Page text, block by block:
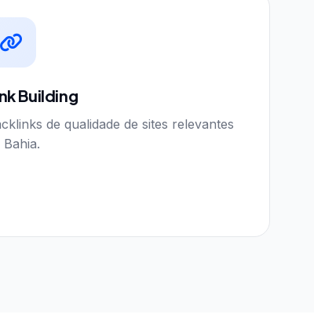
Building
de qualidade de sites relevantes
Bahia.